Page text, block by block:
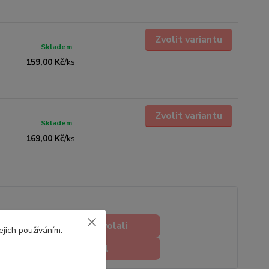
159,00 Kč/ks
Skladem
Zvolit variantu
169,00 Kč/ks
Skladem
Zvolit variantu
Chci abyste mi zavolali
Chci napsat e-mail
používáním.